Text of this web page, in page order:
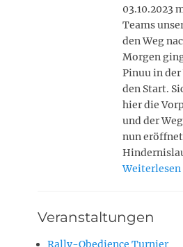
03.10.2023
Teams
den Weg
Morgen
Pinuu in
den Start.
hier die
und der
nun
Weiterlesen
Veranstaltungen
Rally-Obedience Turnier